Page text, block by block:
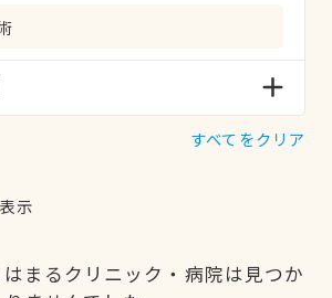
すべてをクリア
示
まるクリニック・病院は見つか